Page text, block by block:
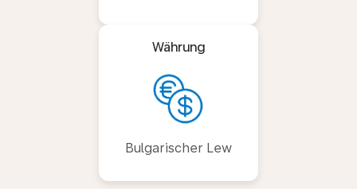
Währung
Bulgarischer Lew